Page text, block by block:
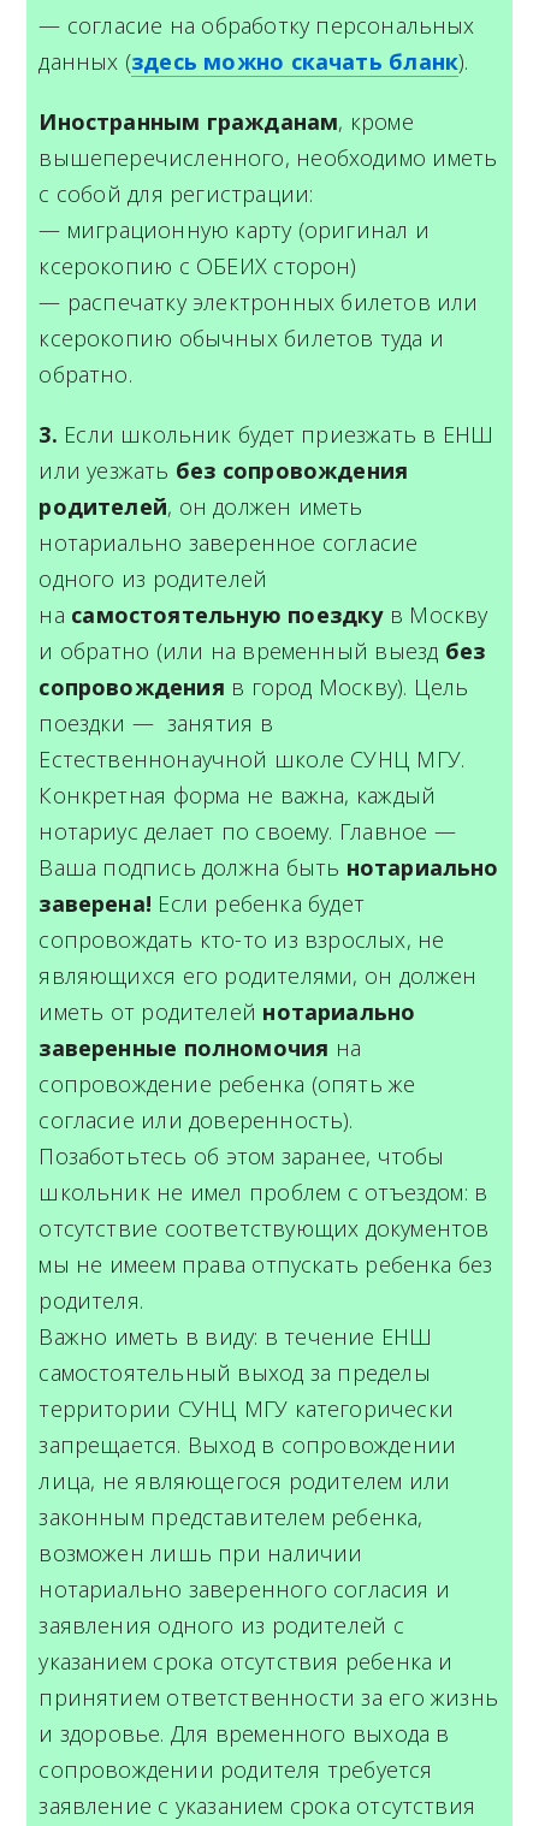
— согласие на обработку персональных
данных (здесь можно скачать бланк).
Иностранным гражданам, кроме
вышеперечисленного, необходимо иметь
с собой для регистрации:
— миграционную карту (оригинал и
ксерокопию с ОБЕИХ сторон)
— распечатку электронных билетов или
ксерокопию обычных билетов туда и
обратно.
3. Если школьник будет приезжать в ЕНШ
или уезжать без сопровождения
родителей, он должен иметь
нотариально заверенное согласие
одного из родителей
на самостоятельную поездкув Москву
и обратно (или на временный выезд без
сопровождения в город Москву). Цель
поездки — занятия в
Естественнонаучной школе СУНЦ МГУ.
Конкретная форма не важна, каждый
нотариус делает по своему. Главное —
Ваша подпись должна быть нотариально
заверена! Если ребенка будет
сопровождать кто-то из взрослых, не
являющихся его родителями, он должен
иметь от родителей нотариально
заверенные полномочия на
сопровождение ребенка (опять же
согласие или доверенность).
Позаботьтесь об этом заранее, чтобы
школьник не имел проблем с отъездом: в
отсутствие соответствующих документов
мы не имеем права отпускать ребенка без
родителя.
Важно иметь в виду: в течение ЕНШ
самостоятельный выход за пределы
территории СУНЦ МГУ категорически
запрещается. Выход в сопровождении
лица, не являющегося родителем или
законным представителем ребенка,
возможен лишь при наличии
нотариально заверенного согласия и
заявления одного из родителей с
указанием срока отсутствия ребенка и
принятием ответственности за его жизнь
и здоровье. Для временного выхода в
сопровождении родителя требуется
заявление с указанием срока отсутствия